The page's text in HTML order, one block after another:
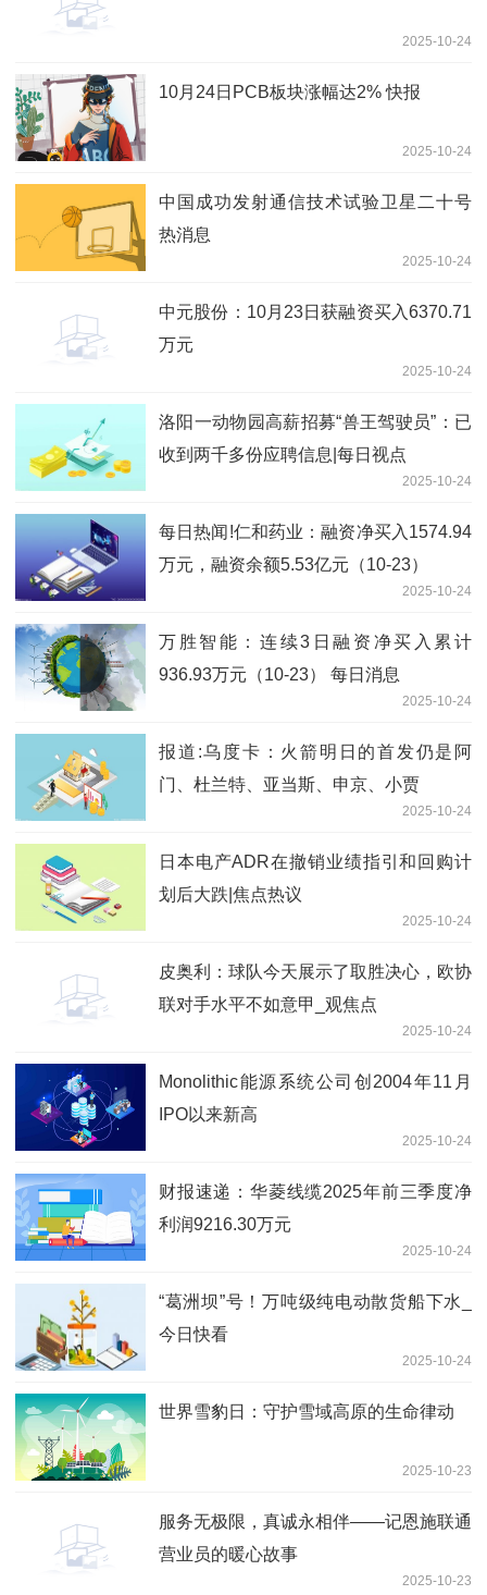
2025-10-24
10月24日PCB板块涨幅达2% 快报
2025-10-24
中国成功发射通信技术试验卫星二十号
热消息
2025-10-24
中元股份：10月23日获融资买入6370.71
万元
2025-10-24
洛阳一动物园高薪招募“兽王驾驶员”：已
收到两千多份应聘信息|每日视点
2025-10-24
每日热闻!仁和药业：融资净买入1574.94
万元，融资余额5.53亿元（10-23）
2025-10-24
万胜智能：连续3日融资净买入累计
936.93万元（10-23） 每日消息
2025-10-24
报道:乌度卡：火箭明日的首发仍是阿
门、杜兰特、亚当斯、申京、小贾
2025-10-24
日本电产ADR在撤销业绩指引和回购计
划后大跌|焦点热议
2025-10-24
皮奥利：球队今天展示了取胜决心，欧协
联对手水平不如意甲_观焦点
2025-10-24
Monolithic能源系统公司创2004年11月
IPO以来新高
2025-10-24
财报速递：华菱线缆2025年前三季度净
利润9216.30万元
2025-10-24
“葛洲坝”号！万吨级纯电动散货船下水_
今日快看
2025-10-24
世界雪豹日：守护雪域高原的生命律动
2025-10-23
服务无极限，真诚永相伴——记恩施联通
营业员的暖心故事
2025-10-23